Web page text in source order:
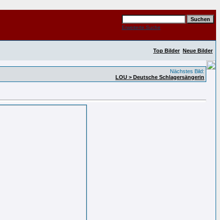
Erweiterte Suche
Top Bilder Neue Bilder
Nächstes Bild:
LOU > Deutsche Schlagersängerin